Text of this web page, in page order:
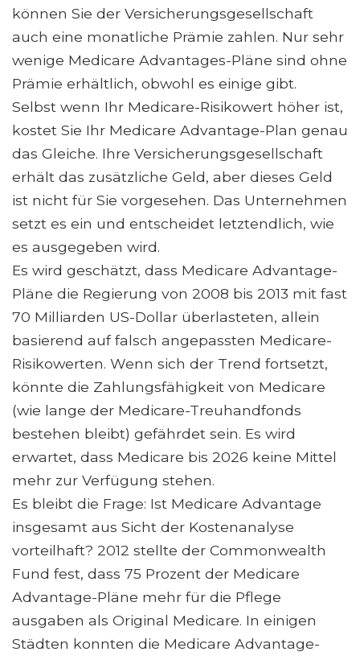
können Sie der Versicherungsgesellschaft
auch eine monatliche Prämie zahlen. Nur sehr
wenige Medicare Advantages-Pläne sind ohne
Prämie erhältlich, obwohl es einige gibt.
Selbst wenn Ihr Medicare-Risikowert höher ist,
kostet Sie Ihr Medicare Advantage-Plan genau
das Gleiche. Ihre Versicherungsgesellschaft
erhält das zusätzliche Geld, aber dieses Geld
ist nicht für Sie vorgesehen. Das Unternehmen
setzt es ein und entscheidet letztendlich, wie
es ausgegeben wird.
Es wird geschätzt, dass Medicare Advantage-
Pläne die Regierung von 2008 bis 2013 mit fast
70 Milliarden US-Dollar überlasteten, allein
basierend auf falsch angepassten Medicare-
Risikowerten. Wenn sich der Trend fortsetzt,
könnte die Zahlungsfähigkeit von Medicare
(wie lange der Medicare-Treuhandfonds
bestehen bleibt) gefährdet sein. Es wird
erwartet, dass Medicare bis 2026 keine Mittel
mehr zur Verfügung stehen.
Es bleibt die Frage: Ist Medicare Advantage
insgesamt aus Sicht der Kostenanalyse
vorteilhaft? 2012 stellte der Commonwealth
Fund fest, dass 75 Prozent der Medicare
Advantage-Pläne mehr für die Pflege
ausgaben als Original Medicare. In einigen
Städten konnten die Medicare Advantage-